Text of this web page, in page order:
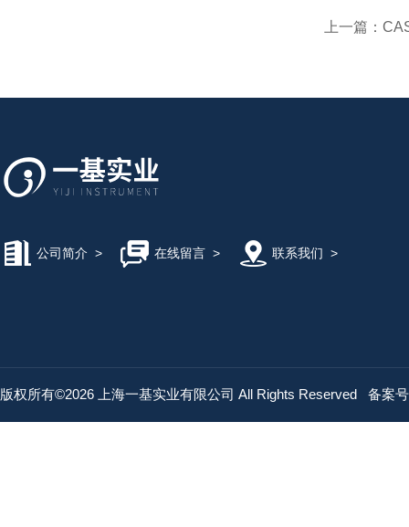
上一篇：
公司简介 > 在线留言> 联系我们 >
版权所有©2026 上海一基实业有限公司 All Rights Reserved 备案